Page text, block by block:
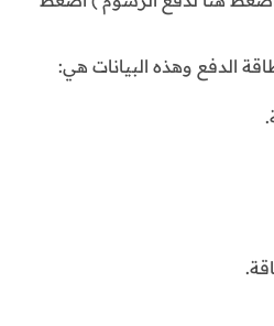
الدفع وهذه البيانات هي: